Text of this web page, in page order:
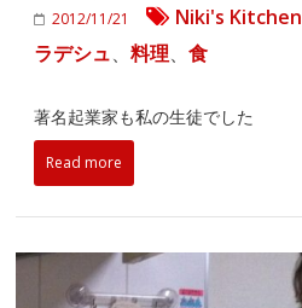
2012/11/21 Niki's Kitchen
ラデシュ、料理、食
著名起業家も私の生徒でした
Read more